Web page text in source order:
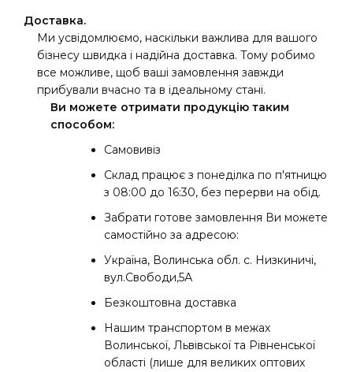
Доставка.
Ми усвідомлюємо, наскільки важлива для вашого
бізнесу швидка і надійна доставка. Тому робимо
все можливе, щоб ваші замовлення завжди
прибували вчасно та в ідеальному стані.
Ви можете отримати продукцію таким
способом:
Самовивіз
Склад працює з понеділка по п'ятницю
з 08:00 до 16:30, без перерви на обід.
Забрати готове замовлення Ви можете
самостійно за адресою:
Україна, Волинська обл. с. Низкиничі,
вул.Свободи,5А
Безкоштовна доставка
Нашим транспортом в межах
Волинської, Львівської та Рівненської
області (лише для великих оптових